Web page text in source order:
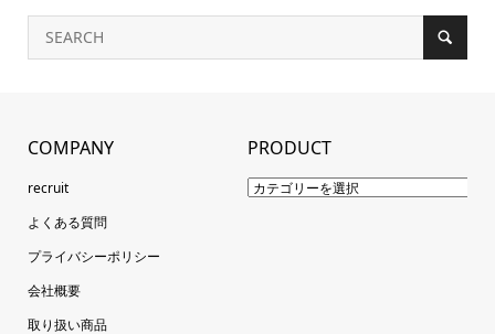
COMPANY
recruit
よくある質問
プライバシーポリシー
会社概要
取り扱い商品
PRODUCT